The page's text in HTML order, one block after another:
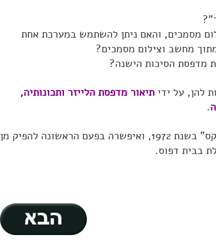
מסמכים, והאם ניתן להשתמש במערכת אחת
מחשב וצילום מסמכים?
מדפסת הסיכות הישנה?
להן, על ידי תיאור מדפסת הלייזר ותכונותיה,
.
מדפסת הלייזר הומצאה על ידי חברת "זירוקס" בשנת 1972, ואיפשרה בפעם הראשונה להפיק מן
בבית דפוס.